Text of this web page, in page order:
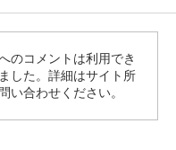
：週報no.3を
た。
のコメントは利用でき
した。詳細はサイト所
い合わせください。